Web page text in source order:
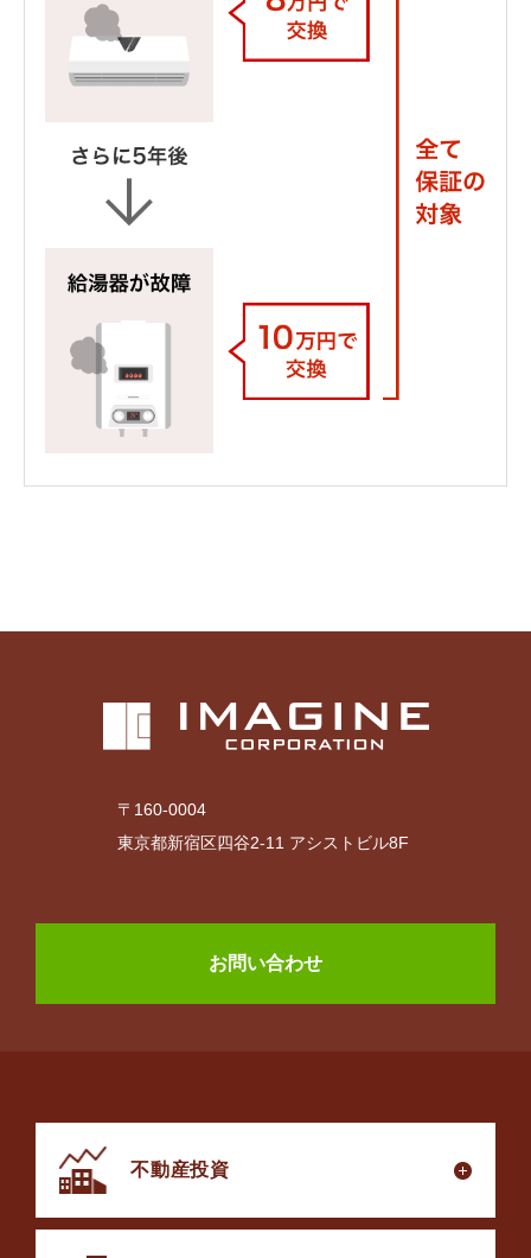
〒160-0004
東京都新宿区四谷2-11 アシストビル8F
お問い合わせ
不動産投資